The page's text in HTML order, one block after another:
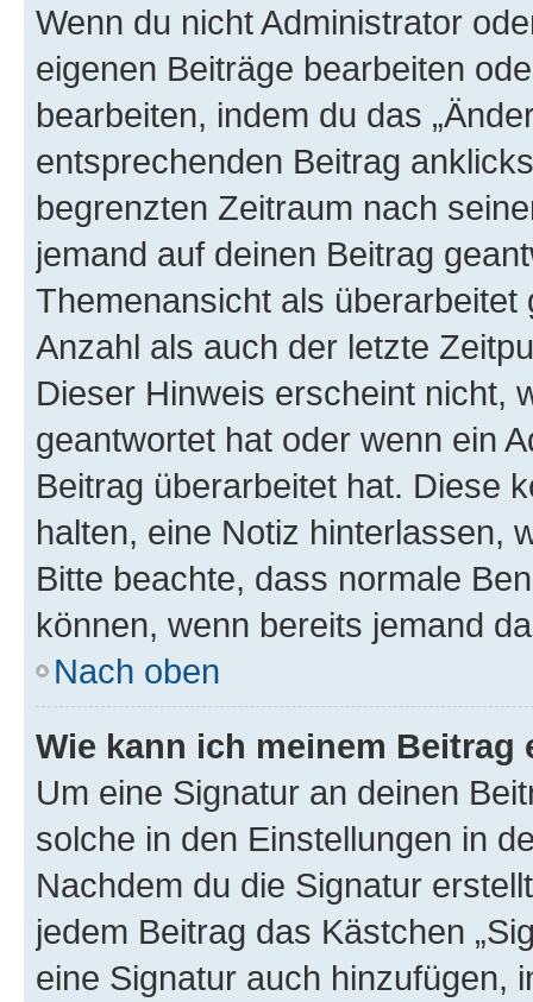
Wenn du nicht Administrator
eigenen Beiträge bearbeiten
bearbeiten, indem du das
entsprechenden Beitrag
begrenzten Zeitraum nach
jemand auf deinen Beitrag
Themenansicht als
Anzahl als auch der letzte
Dieser Hinweis erscheint nicht,
geantwortet hat oder wenn ein
Beitrag überarbeitet hat. Diese
halten, eine Notiz hinterlassen,
Bitte beachte, dass normale
können, wenn bereits jemand
Nach oben
Wie kann ich meinem
Um eine Signatur an deinen
solche in den Einstellungen in
Nachdem du die Signatur
jedem Beitrag das Kästchen
eine Signatur auch hinzufügen,